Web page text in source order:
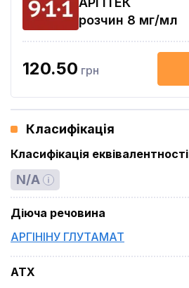
розчин 8 мг/мл
120.50 грн
Класифікація
Класифікація еквівалентності
N/A
Діюча речовина
АРГІНІНУ ГЛУТАМАТ
ATX